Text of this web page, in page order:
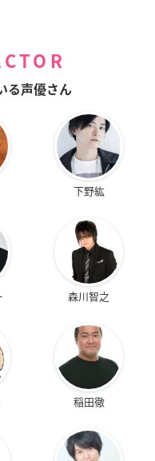
る声優さん
下野紘
森川智之
稲田徹